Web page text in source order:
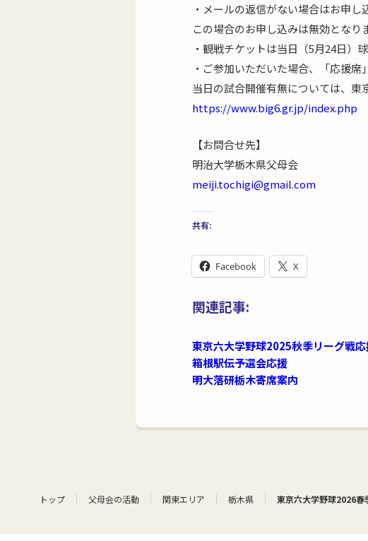
・メールの返信がない場合はお申し
この場合のお申し込みは無効となり
・観戦チケットは当日（5月24日）
・ご参加いただいた場合、「応援席
当日の試合開催有無については、東
https://www.big6.gr.jp/index.php
【お問合せ先】
明治大学栃木県父母会
meiji.tochigi@gmail.com
共有:
Facebook X
関連記事:
東京六大学野球2025秋季リーグ戦
箱根駅伝予選会応援
明大落研栃木寄席案内
トップ 父母会の活動 関東エリア 栃木県 東京六大学野球2026春